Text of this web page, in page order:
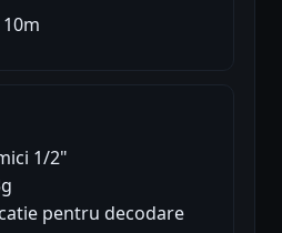
1/2"
pentru decodare